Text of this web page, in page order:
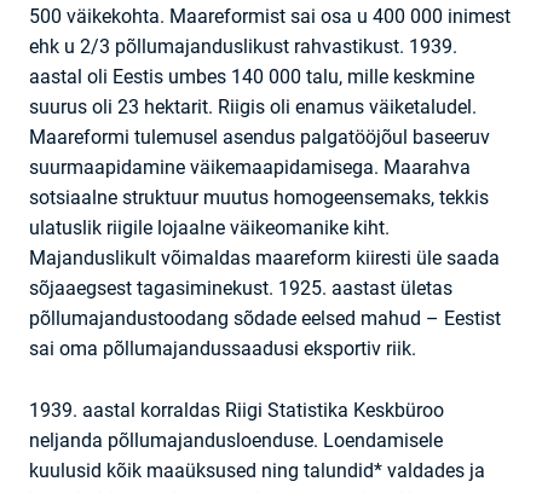
500 väikekohta. Maareformist sai osa u 400 000 inimest
ehk u 2/3 põllumajanduslikust rahvastikust. 1939.
aastal oli Eestis umbes 140 000 talu, mille keskmine
suurus oli 23 hektarit. Riigis oli enamus väiketaludel.
Maareformi tulemusel asendus palgatööjõul baseeruv
suurmaapidamine väikemaapidamisega. Maarahva
sotsiaalne struktuur muutus homogeensemaks, tekkis
ulatuslik riigile lojaalne väikeomanike kiht.
Majanduslikult võimaldas maareform kiiresti üle saada
sõjaaegsest tagasiminekust. 1925. aastast ületas
põllumajandustoodang sõdade eelsed mahud – Eestist
sai oma põllumajandussaadusi eksportiv riik.
1939. aastal korraldas Riigi Statistika Keskbüroo
neljanda põllumajandusloenduse. Loendamisele
kuulusid kõik maaüksused ning talundid* valdades ja